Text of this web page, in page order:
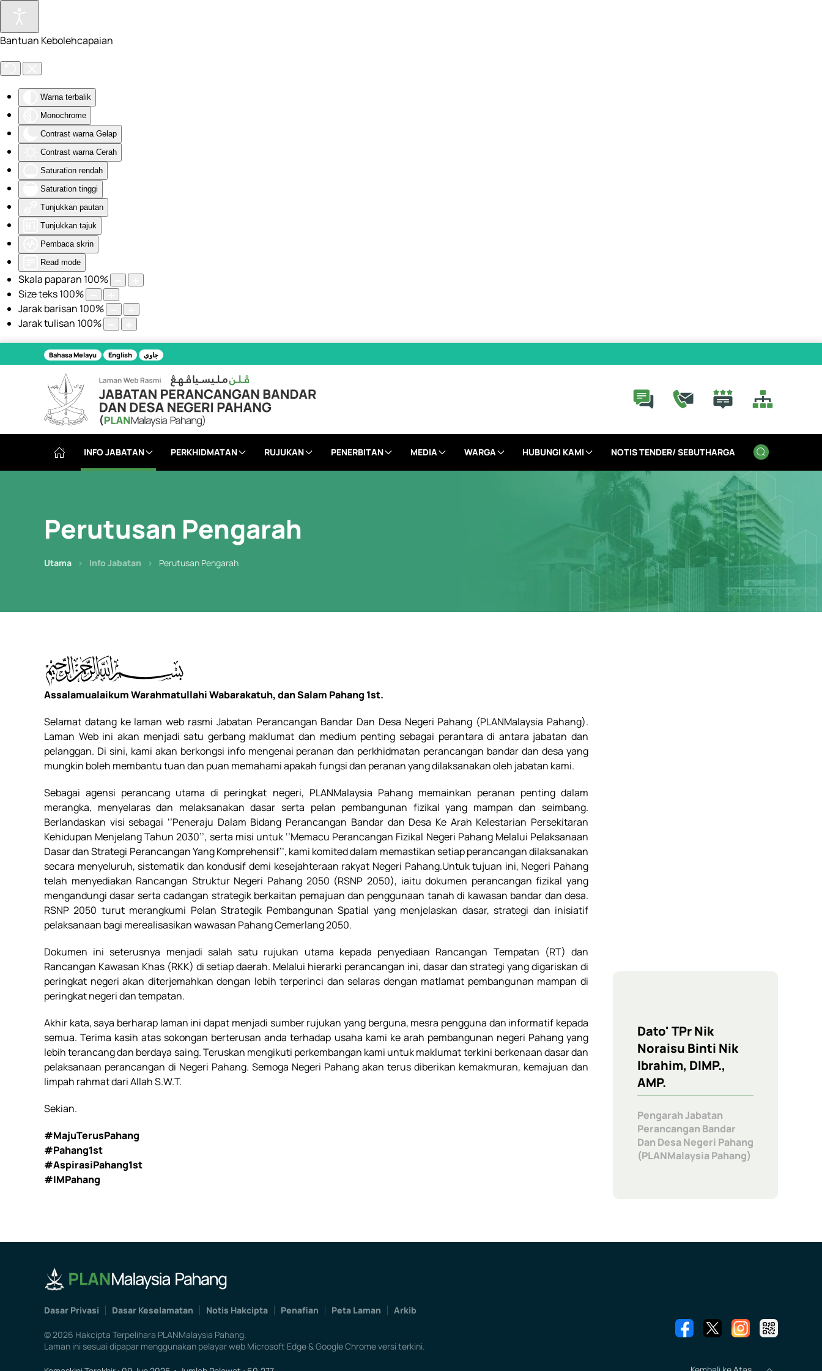
Bantuan Kebolehcapaian
Warna terbalik
Monochrome
Contrast warna Gelap
Contrast warna Cerah
Saturation rendah
Saturation tinggi
Tunjukkan pautan
Tunjukkan tajuk
Pembaca skrin
Read mode
Skala paparan 100%
Size teks100%
Jarak barisan 100%
Jarak tulisan 100%
Skip to main content
Bahasa Melayu English جاوي
INFO JABATAN PERKHIDMATAN RUJUKAN PENERBITAN MEDIA WARGA HUBUNGI KAMI NOTIS TENDER/ SEBUTHARGA
Perutusan Pengarah
Utama Info Jabatan Perutusan Pengarah
Assalamualaikum Warahmatullahi Wabarakatuh, dan Salam Pahang 1st.
Selamat datang ke laman web rasmi Jabatan Perancangan Bandar Dan Desa Negeri Pahang (PLANMalaysia Pahang).
Laman Web ini akan menjadi satu gerbang maklumat dan medium penting sebagai perantara di antara jabatan dan
pelanggan. Di sini, kami akan berkongsi info mengenai peranan dan perkhidmatan perancangan bandar dan desa yang
mungkin boleh membantu tuan dan puan memahami apakah fungsi dan peranan yang dilaksanakan oleh jabatan kami.
Sebagai agensi perancang utama di peringkat negeri, PLANMalaysia Pahang memainkan peranan penting dalam
merangka, menyelaras dan melaksanakan dasar serta pelan pembangunan fizikal yang mampan dan seimbang.
Berlandaskan visi sebagai ‘’Peneraju Dalam Bidang Perancangan Bandar dan Desa Ke Arah Kelestarian Persekitaran
Kehidupan Menjelang Tahun 2030’’, serta misi untuk ‘’Memacu Perancangan Fizikal Negeri Pahang Melalui Pelaksanaan
Dasar dan Strategi Perancangan Yang Komprehensif’’, kami komited dalam memastikan setiap perancangan dilaksanakan
secara menyeluruh, sistematik dan kondusif demi kesejahteraan rakyat Negeri Pahang.Untuk tujuan ini, Negeri Pahang
telah menyediakan Rancangan Struktur Negeri Pahang 2050 (RSNP 2050), iaitu dokumen perancangan fizikal yang
mengandungi dasar serta cadangan strategik berkaitan pemajuan dan penggunaan tanah di kawasan bandar dan desa.
RSNP 2050 turut merangkumi Pelan Strategik Pembangunan Spatial yang menjelaskan dasar, strategi dan inisiatif
pelaksanaan bagi merealisasikan wawasan Pahang Cemerlang 2050.
Dokumen ini seterusnya menjadi salah satu rujukan utama kepada penyediaan Rancangan Tempatan (RT) dan
Rancangan Kawasan Khas (RKK) di setiap daerah. Melalui hierarki perancangan ini, dasar dan strategi yang digariskan di
peringkat negeri akan diterjemahkan dengan lebih terperinci dan selaras dengan matlamat pembangunan mampan di
peringkat negeri dan tempatan.
Akhir kata, saya berharap laman ini dapat menjadi sumber rujukan yang berguna, mesra pengguna dan informatif kepada
semua. Terima kasih atas sokongan berterusan anda terhadap usaha kami ke arah pembangunan negeri Pahang yang
lebih terancang dan berdaya saing. Teruskan mengikuti perkembangan kami untuk maklumat terkini berkenaan dasar dan
pelaksanaan perancangan di Negeri Pahang. Semoga Negeri Pahang akan terus diberikan kemakmuran, kemajuan dan
limpah rahmat dari Allah S.W.T.
Sekian.
#MajuTerusPahang
#Pahang1st
#AspirasiPahang1st
#IMPahang
Dato' TPr Nik
Noraisu Binti Nik
Ibrahim, DIMP.,
AMP.
Pengarah Jabatan
Perancangan Bandar
Dan Desa Negeri Pahang
(PLANMalaysia Pahang)
Dasar Privasi Dasar Keselamatan Notis Hakcipta Penafian Peta Laman Arkib
©2026 Hakcipta Terpelihara PLANMalaysia Pahang.
Laman ini sesuai dipapar menggunakan pelayar web Microsoft Edge & Google Chrome versi terkini.